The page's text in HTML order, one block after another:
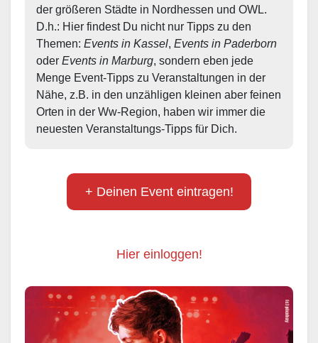
der größeren Städte in Nordhessen und OWL.
D.h.: Hier findest Du nicht nur Tipps zu den
Themen: Events in Kassel, Events in Paderborn
oder Events in Marburg, sondern eben jede
Menge Event-Tipps zu Veranstaltungen in der
Nähe, z.B. in den unzähligen kleinen aber feinen
Orten in der Ww-Region, haben wir immer die
neuesten Veranstaltungs-Tipps für Dich.
+ Deinen Event eintragen!
Hier einloggen!